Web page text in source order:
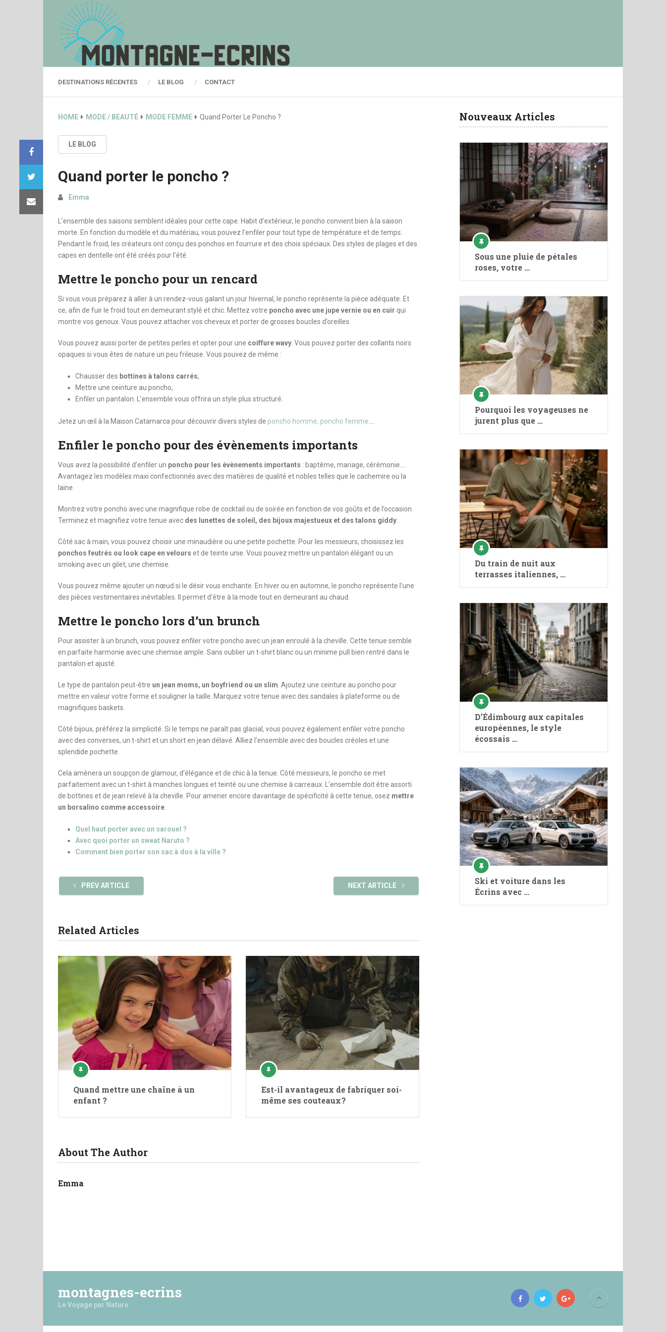
DESTINATIONS RÉCENTES LE BLOG CONTACT
HOME MODE / BEAUTÉ MODE FEMME Quand Porter Le Poncho ?
LE BLOG
Quand porter le poncho ?
Emma
L’ensemble des saisons semblent idéales pour cette cape. Habit d’extérieur, le poncho convient bien à la saison
morte. En fonction du modèle et du matériau, vous pouvez l’enfiler pour tout type de température et de temps.
Pendant le froid, les créateurs ont conçu des ponchos en fourrure et des choix spéciaux. Des styles de plages et des
capes en dentelle ont été créés pour l’été.
Mettre le poncho pour un rencard
Si vous vous préparez à aller à un rendez-vous galant un jour hivernal, le poncho représente la pièce adéquate. Et
ce, afin de fuir le froid tout en demeurant stylé et chic. Mettez votre poncho avec une jupe vernie ou en cuir qui
montre vos genoux. Vous pouvez attacher vos cheveux et porter de grosses boucles d’oreilles.
Vous pouvez aussi porter de petites perles et opter pour une coiffure wavy . Vous pouvez porter des collants noirs
opaques si vous êtes de nature un peu frileuse. Vous pouvez de même :
Chausser des bottines à talons carrés,
Mettre une ceinture au poncho,
Enfiler un pantalon. L’ensemble vous offrira un style plus structuré.
Jetez un œil à la Maison Catamarca pour découvrir divers styles de poncho homme, poncho femme
Enfiler le poncho pour des évènements importants
Vous avez la possibilité d’enfiler un poncho pour les évènements importants : baptême, mariage, cérémonie….
Avantagez les modèles maxi confectionnés avec des matières de qualité et nobles telles que le cachemire ou la
laine.
Montrez votre poncho avec une magnifique robe de cocktail ou de soirée en fonction de vos goûts et de l’occasion.
Terminez et magnifiez votre tenue avec des lunettes de soleil, des bijoux majestueux et des talons giddy
Côté sac à main, vous pouvez choisir une minaudière ou une petite pochette. Pour les messieurs, choisissez les
ponchos feutrés ou look cape en velours et de teinte unie. Vous pouvez mettre un pantalon élégant ou un
smoking avec un gilet, une chemise.
Vous pouvez même ajouter un nœud si le désir vous enchante. En hiver ou en automne, le poncho représente l’une
des pièces vestimentaires inévitables. Il permet d’être à la mode tout en demeurant au chaud.
Mettre le poncho lors d’un brunch
Pour assister à un brunch, vous pouvez enfiler votre poncho avec un jean enroulé à la cheville. Cette tenue semble
en parfaite harmonie avec une chemise ample. Sans oublier un t-shirt blanc ou un minime pull bien rentré dans le
pantalon et ajusté.
Le type de pantalon peut-être un jean moms, un boyfriend ou un slim . Ajoutez une ceinture au poncho pour
mettre en valeur votre forme et souligner la taille. Marquez votre tenue avec des sandales à plateforme ou de
magnifiques baskets.
Côté bijoux, préférez la simplicité. Si le temps ne paraît pas glacial, vous pouvez également enfiler votre poncho
avec des converses, un t-shirt et un short en jean délavé. Alliez l’ensemble avec des boucles créoles et une
splendide pochette.
Cela amènera un soupçon de glamour, d’élégance et de chic à la tenue. Côté messieurs, le poncho se met
parfaitement avec un t-shirt à manches longues et teinté ou une chemise à carreaux. L’ensemble doit être assorti
de bottines et de jean relevé à la cheville. Pour amener encore davantage de spécificité à cette tenue, osez mettre
un borsalino comme accessoire
Quel haut porter avec un sarouel ?
Avec quoi porter un sweat Naruto ?
Comment bien porter son sac à dos à la ville ?
PREV ARTICLE NEXT ARTICLE
Related Articles
Quand mettre une chaîne à un
enfant ?
Est-il avantageux de fabriquer soi-
même ses couteaux ?
About The Author
Emma
Nouveaux Articles
Sous une pluie de pétales
roses, votre …
Pourquoi les voyageuses ne
jurent plus que …
Du train de nuit aux
terrasses italiennes, …
D’Édimbourg aux capitales
européennes, le style
écossais …
Ski et voiture dans les
Écrins avec …
montagnes-ecrins
Le Voyage par Nature